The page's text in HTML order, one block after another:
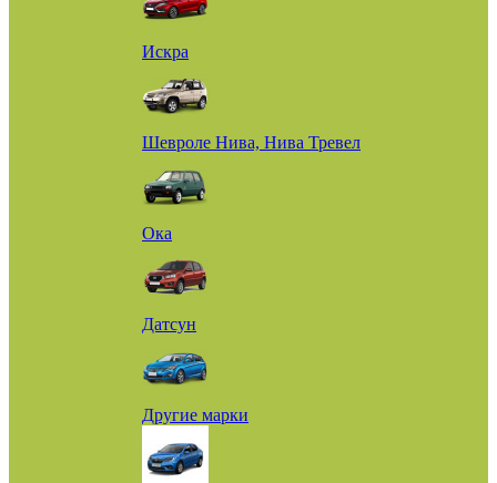
Искра
Шевроле Нива, Нива Тревел
Ока
Датсун
Другие марки